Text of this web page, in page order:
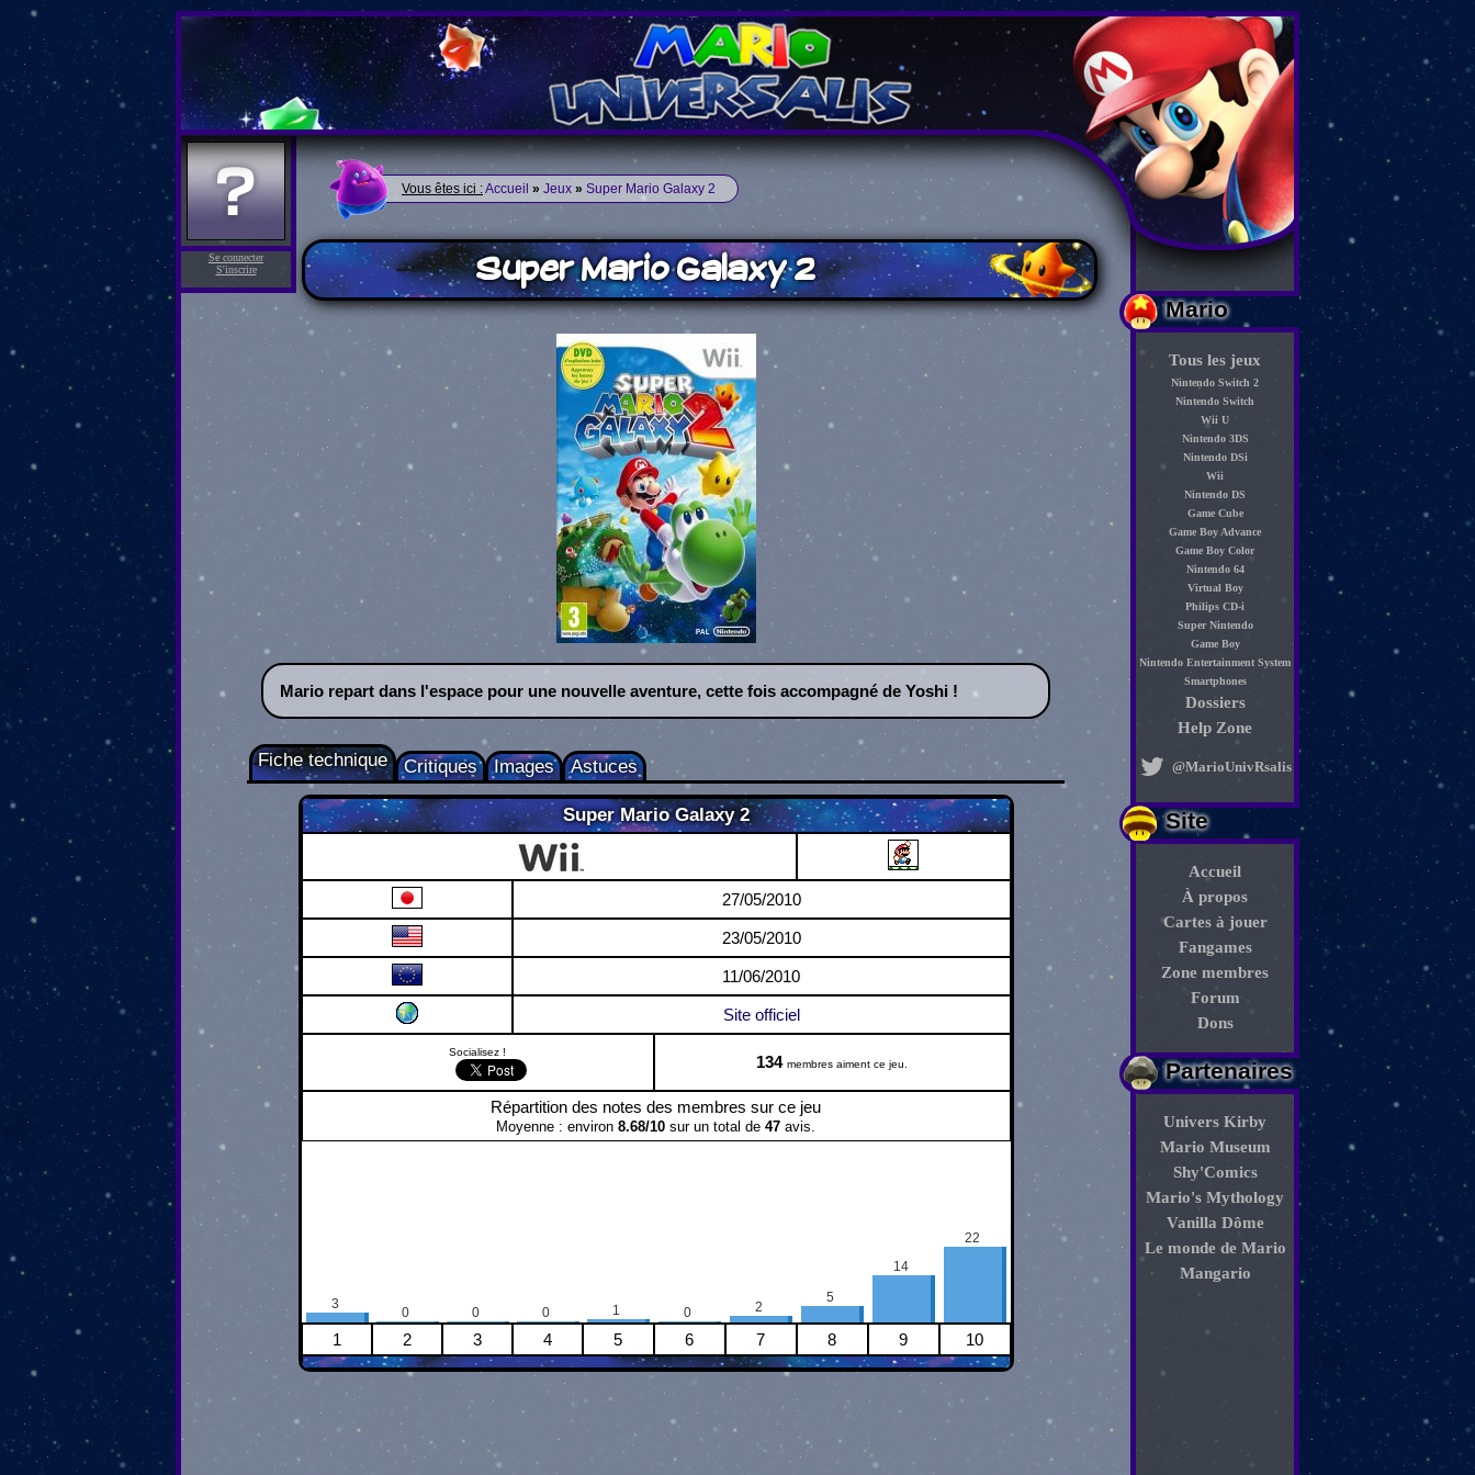
Mario
Tous les jeux
Nintendo Switch 2
Nintendo Switch
Wii U
Nintendo 3DS
Nintendo DSi
Wii
Nintendo DS
Game Cube
Game Boy Advance
Game Boy Color
Nintendo 64
Virtual Boy
Philips CD-i
Super Nintendo
Game Boy
Nintendo Entertainment System
Smartphones
Dossiers
Help Zone
@MarioUnivRsalis
Site
Accueil
À propos
Cartes à jouer
Fangames
Zone membres
Forum
Dons
Partenaires
Univers Kirby
Mario Museum
Shy'Comics
Mario's Mythology
Vanilla Dôme
Le monde de Mario
Mangario
Se connecter
S'inscrire
Vous êtes ici :Accueil » Jeux » Super Mario Galaxy 2
Super Mario Galaxy 2
Mario repart dans l'espace pour une nouvelle aventure, cette fois accompagné de Yoshi !
Super Mario Galaxy 2
Wii
27/05/2010
23/05/2010
11/06/2010
Site officiel
Socialisez !
134 membres aiment ce jeu.
Répartition des notes des membres sur ce jeu
Moyenne : environ 8.68/10 sur un total de 47 avis.
3
0 0 0 1 0 2
5
14
22
1 2 3 4 5 6 7 8 9 10
Fiche technique Critiques Images Astuces